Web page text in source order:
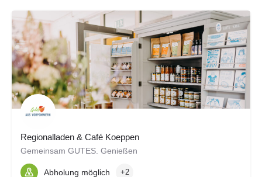
Regionalladen & Café Koeppen
Gemeinsam GUTES. Genießen
Abholung möglich +2